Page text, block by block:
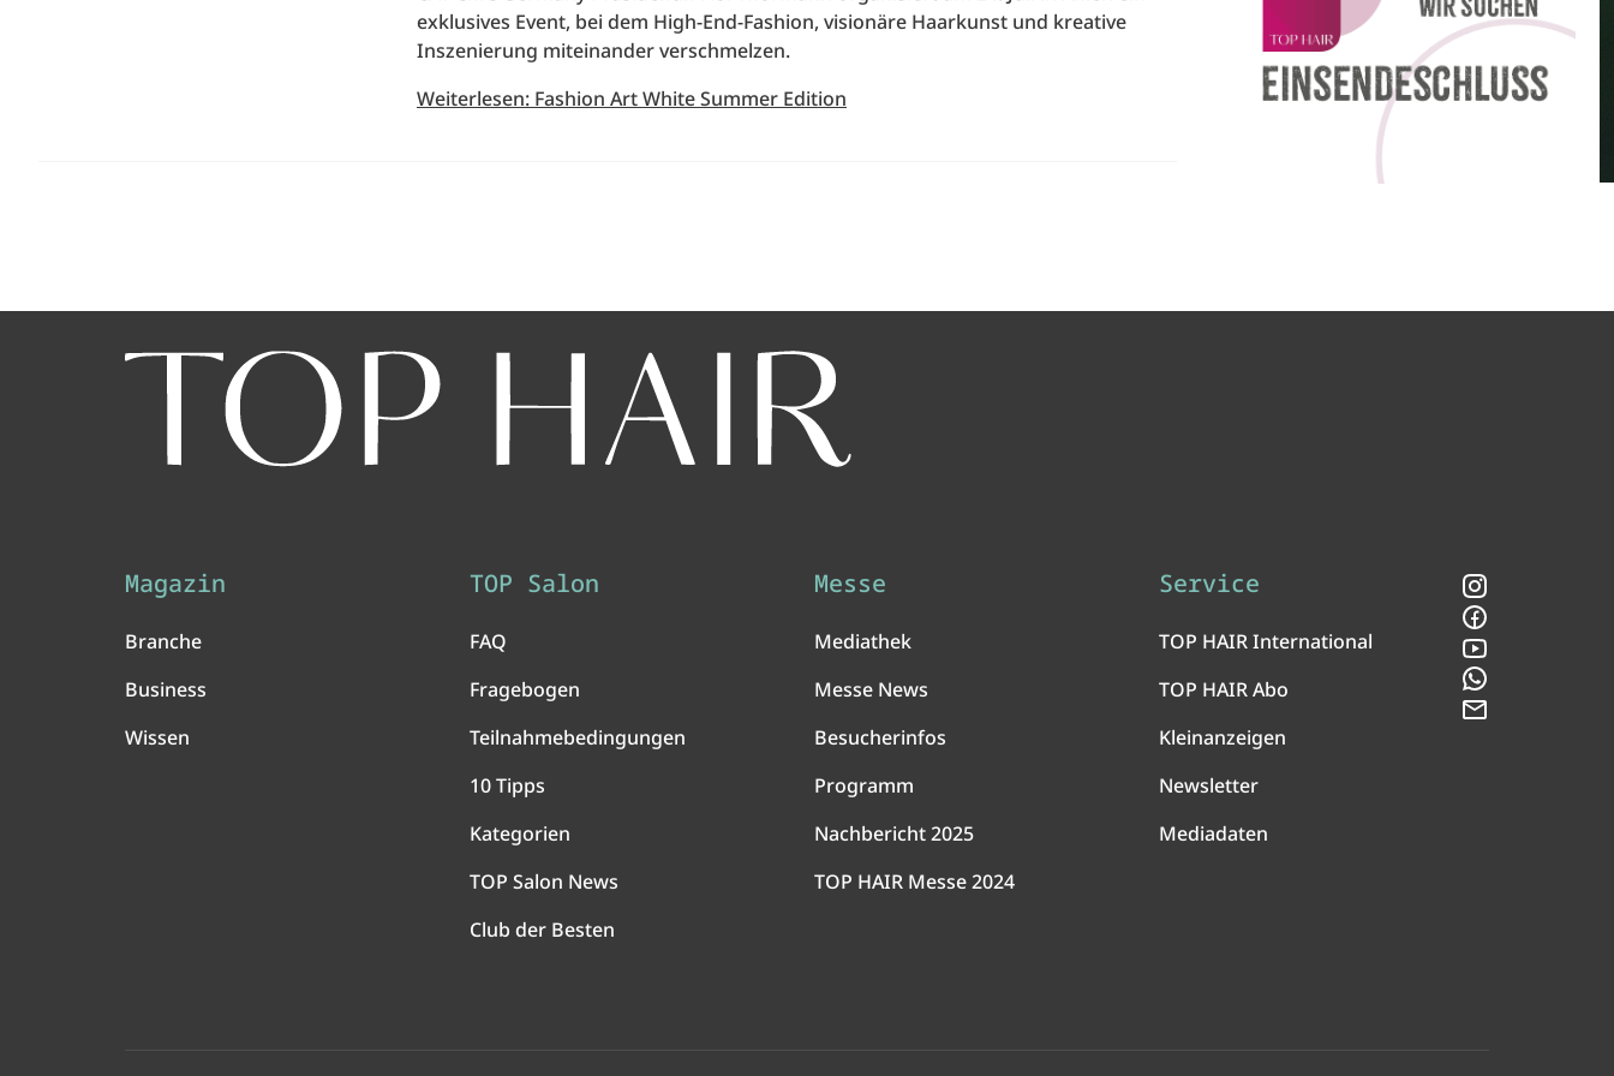
exklusives Event, bei dem High-End-Fashion, visionäre Haarkunst und kreative
Inszenierung miteinander verschmelzen.
Weiterlesen: Fashion Art White Summer Edition
Magazin
Branche
Business
Wissen
TOP Salon
FAQ
Fragebogen
Teilnahmebedingungen
10 Tipps
Kategorien
TOP Salon News
Club der Besten
Messe
Mediathek
Messe News
Besucherinfos
Programm
Nachbericht 2025
TOP HAIR Messe 2024
Service
TOP HAIR International
TOP HAIR Abo
Kleinanzeigen
Newsletter
Mediadaten